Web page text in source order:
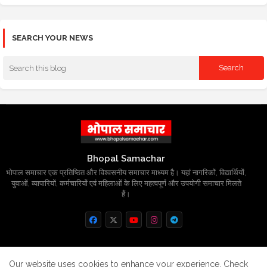
SEARCH YOUR NEWS
Bhopal Samachar
भोपाल समाचार एक प्रतिष्ठित और विश्वसनीय समाचार माध्यम है। यहां नागरिकों, विद्यार्थियों,
युवाओं, व्यापारियों, कर्मचारियों एवं महिलाओं के लिए महत्वपूर्ण और उपयोगी समाचार मिलते
हैं।
Home About Contact us Privacy Policy
Our website uses cookies to enhance your experience. Check